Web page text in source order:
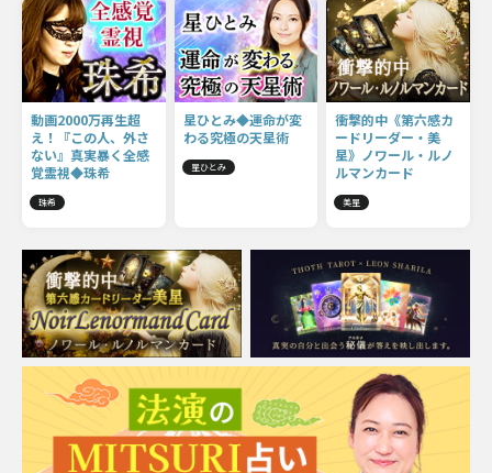
動画2000万再生超
え！『この人、外さ
ない』真実暴く全感
覚霊視◆珠希
珠希
星ひとみ◆運命が変
わる究極の天星術
星ひとみ
衝撃的中《第六感カ
ードリーダー・美
星》ノワール・ルノ
ルマンカード
美星